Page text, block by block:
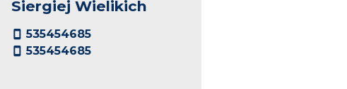
Siergiej Wielikich
535454685
535454685